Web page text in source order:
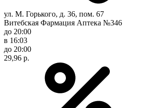
ул. М. Горького, д. 36, пом. 67
Витебская Фармация Аптека №346
до 20:00
в 16:03
до 20:00
29,96 р.